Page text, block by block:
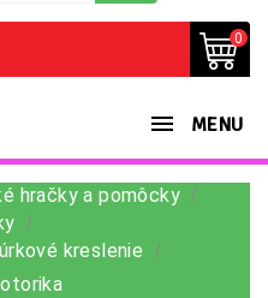
0
MENU
hračky a pomôcky
kreslenie